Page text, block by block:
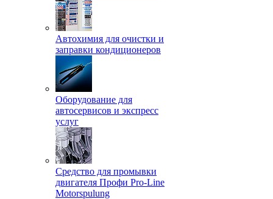
Автохимия для очистки и
заправки кондиционеров
Оборудование для
автосервисов и экспресс
услуг
Средство для промывки
двигателя Профи Pro-Line
Motorspulung